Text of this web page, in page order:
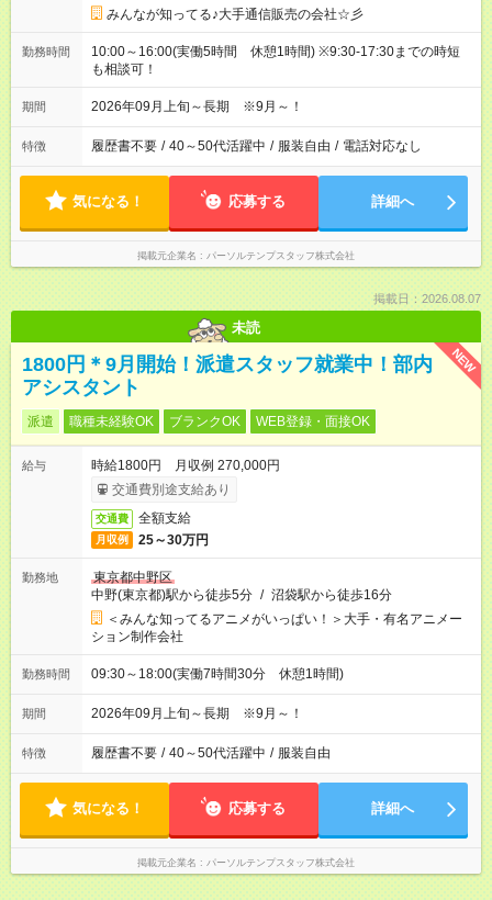
みんなが知ってる♪大手通信販売の会社☆彡
勤務時間
10:00～16:00(実働5時間 休憩1時間) ※9:30-17:30までの時短
も相談可！
期間 2026年09月上旬～長期 ※9月～！
特徴 履歴書不要 / 40～50代活躍中 / 服装自由 / 電話対応なし
気になる！ 応募する 詳細へ
掲載元企業名 パーソルテンプスタッフ株式会社
掲載日：2026.08.07
未読
NEW
1800円＊9月開始！派遣スタッフ就業中！部内
アシスタント
派遣 職種未経験OK ブランクOK WEB登録・面接OK
給与
時給1800円 月収例 270,000円
交通費別途支給あり
交通費 全額支給
月収例 25～30万円
勤務地
東京都中野区
中野(東京都)駅から徒歩5分 / 沼袋駅から徒歩16分
＜みんな知ってるアニメがいっぱい！＞大手・有名アニメー
ション制作会社
勤務時間 09:30～18:00(実働7時間30分 休憩1時間)
期間 2026年09月上旬～長期 ※9月～！
特徴 履歴書不要 / 40～50代活躍中 / 服装自由
気になる！ 応募する 詳細へ
掲載元企業名 パーソルテンプスタッフ株式会社